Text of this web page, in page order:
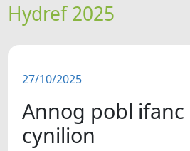
CARTREF
ERTHYGLAU
CIPOLWG
Hydref 2025
27/10/2025
Annog pobl ifanc
cynilion